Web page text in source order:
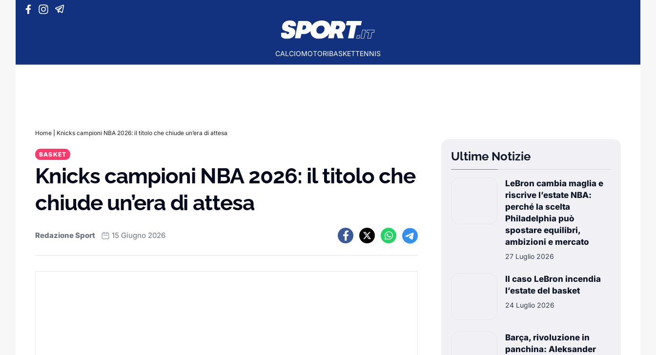
Vai al contenuto
CALCIOMOTORIBASKETTENNIS
Home Knicks campioni NBA 2026: il titolo che chiude un’era di attesa
BASKET
Knicks campioni NBA 2026: il titolo che
chiude un’era di attesa
Redazione Sport 15 Giugno 2026
Ultime Notizie
LeBron cambia maglia e
riscrive l’estate NBA:
perché la scelta
Philadelphia può
spostare equilibri,
ambizioni e mercato
27 Luglio 2026
Il caso LeBron incendia
l’estate del basket
24 Luglio 2026
Barça, rivoluzione in
panchina: Aleksander